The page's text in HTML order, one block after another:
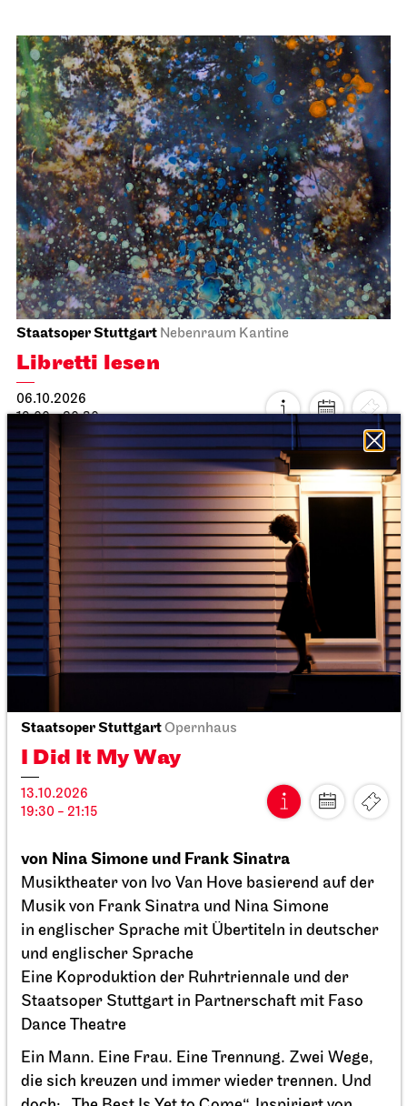
Staatsoper StuttgartOpernhaus
I Did It My Way
13.10.2026
19:30 - 21:15
von Nina Simone und Frank Sinatra
Musiktheater von Ivo Van Hove basierend auf der
Musik von Frank Sinatra und Nina Simone
in englischer Sprache mit Übertiteln in deutscher
und englischer Sprache
Eine Koproduktion der Ruhrtriennale und der
Staatsoper Stuttgart in Partnerschaft mit Faso
Dance Theatre
Ein Mann. Eine Frau. Eine Trennung. Zwei Wege,
die sich kreuzen und immer wieder trennen. Und
Staatsoper Stuttgart Nebenraum Kantine
Libretti lesen
06.10.2026
19:00 - 20:30
Do, 08.10.2026
Staatsoper Stuttgart
Wieder im Repertoire
08.10.2026
19:30 - 21:15
Fr, 09.10.2026